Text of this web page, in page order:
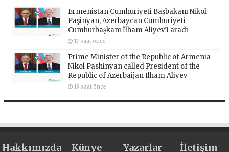
Ermenistan Cumhuriyeti Başbakanı Nikol
Paşinyan, Azerbaycan Cumhuriyeti
Cumhurbaşkanı İlham Aliyev’i aradı
17 saat önce
Prime Minister of the Republic of Armenia
Nikol Pashinyan called President of the
Republic of Azerbaijan Ilham Aliyev
19 saat önce
Hakkımızda Künye Yazarlar İletişim